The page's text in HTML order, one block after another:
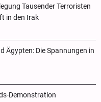
Tausender Terroristen
in den Irak
Ägypten: Die Spannungen in
Demonstration